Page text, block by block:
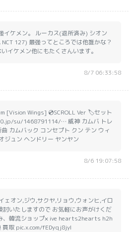
イケメン。 ルーカス(退所済み) シオン
NCT 127) 最強ってところでは他誰かな？
イケメン他にもたくさんいます。
8/7 06:33:58
[Vision Wings] 💿SCROLL Ver 🏷️セット
su/1468791114/… 威神 カムバ トレ
カムバック コンセプト クン テン ウィ
ジュン ヘンドリー ヤンヤン
8/6 19:07:58
オン,ジウ,サクヤ,リョウ,ウォンヒ,イロ
討いたしますので お気軽にお声がけくだ
、韓流ショップ× ive hearts2hearts h2h
取 pic.x.com/fEDyqj8jyl